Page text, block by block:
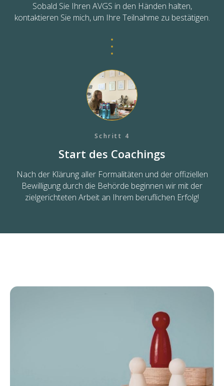
Sobald Sie Ihren AVGS in den Händen halten,
kontaktieren Sie mich, um Ihre Teilnahme zu bestätigen.
Schritt 4
Start des Coachings
Nach der Klärung aller Formalitäten und der offiziellen
Bewilligung durch die Behörde beginnen wir mit der
zielgerichteten Arbeit an Ihrem beruflichen Erfolg!